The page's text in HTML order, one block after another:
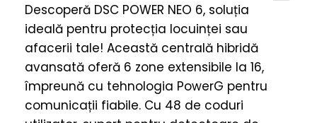
Zone
Extensibila
la
16
Zone,
2
Descoperă DSC POWER NEO 6, soluția
ideală pentru protecția locuinței sau
afacerii tale! Această centrală hibridă
avansată oferă 6 zone extensibile la 16,
împreună cu tehnologia PowerG pentru
comunicații fiabile. Cu 48 de coduri